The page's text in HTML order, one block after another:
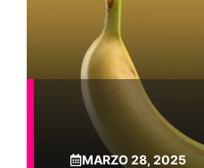
MARZO 28, 2025